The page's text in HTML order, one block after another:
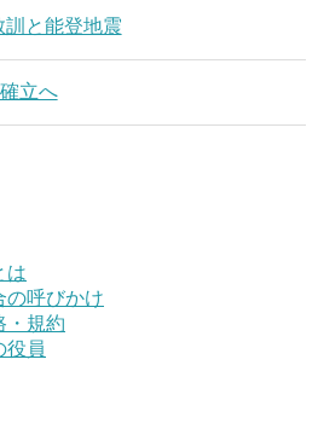
訓と能登地震
立へ
は
の呼びかけ
・規約
役員